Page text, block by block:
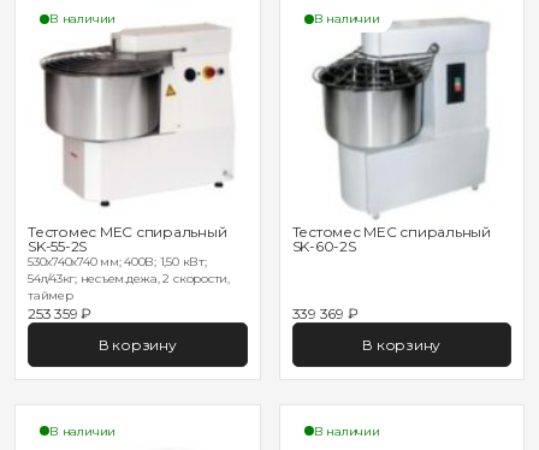
В наличии
Тестомес MEC спиральный
SK-55-2S
530х740х740 мм; 400В; 1,50 кВт;
54л/43кг; несъем.дежа, 2 скорости,
таймер
253 359 ₽
В корзину
В наличии
Тестомес MEC спиральный
SK-60-2S
339 369 ₽
В корзину
В наличии В наличии